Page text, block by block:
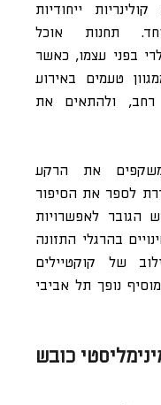
ייחודיות
תחנות אוכל
בפני עצמו, כאשר
טעמים באירוע
רחב, ולהתאים את
את הרקע
לספר את הסיפור
הגובר לאפשרויות
בהרגלי התזונה
של קוקטיילים
נופך תל אביבי
כובש